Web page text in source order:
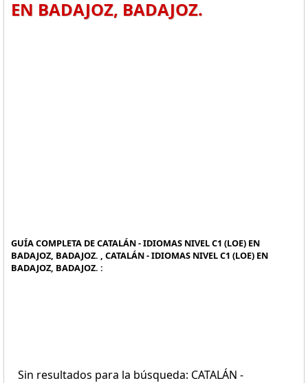
EN BADAJOZ, BADAJOZ.
GUÍA COMPLETA DE CATALÁN - IDIOMAS NIVEL C1 (LOE) EN
BADAJOZ, BADAJOZ. , CATALÁN - IDIOMAS NIVEL C1 (LOE) EN
BADAJOZ, BADAJOZ. :
Sin resultados para la búsqueda: CATALÁN -